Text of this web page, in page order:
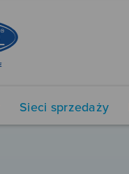
Sieci sprzedaży